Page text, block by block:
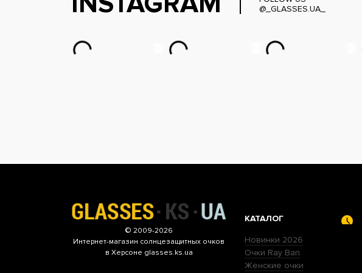
@_GLASSES.UA_
© 2009-2026
Интернет-магазин солнцезащитных очков
в Херсоне glasses.ks.ua
КАТАЛОГ
Новинки 2026
Очки Ray Ban
Женские очки